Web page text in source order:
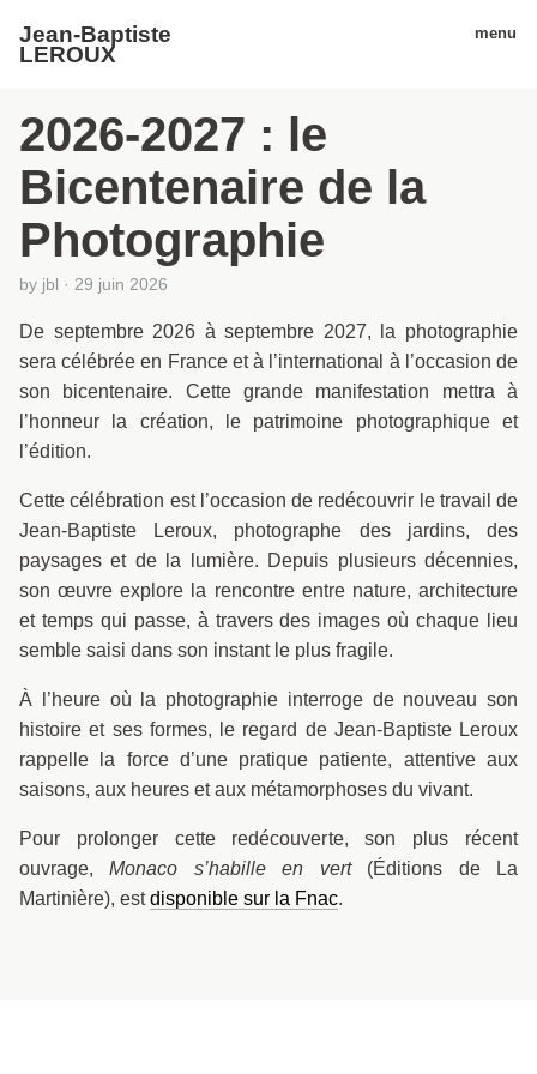
Jean-Baptiste
LEROUX
menu
2026-2027 : le
Bicentenaire de la
Photographie
by jbl · 29 juin 2026
De septembre 2026 à septembre 2027, la photographie
sera célébrée en France et à l’international à l’occasion de
son bicentenaire. Cette grande manifestation mettra à
l’honneur la création, le patrimoine photographique et
l’édition.
Cette célébration est l’occasion de redécouvrir le travail de
Jean-Baptiste Leroux, photographe des jardins, des
paysages et de la lumière. Depuis plusieurs décennies,
son œuvre explore la rencontre entre nature, architecture
et temps qui passe, à travers des images où chaque lieu
semble saisi dans son instant le plus fragile.
À l’heure où la photographie interroge de nouveau son
histoire et ses formes, le regard de Jean-Baptiste Leroux
rappelle la force d’une pratique patiente, attentive aux
saisons, aux heures et aux métamorphoses du vivant.
Pour prolonger cette redécouverte, son plus récent
ouvrage,Monaco s’habille en vert(Éditions de La
Martinière), estdisponible sur la Fnac.